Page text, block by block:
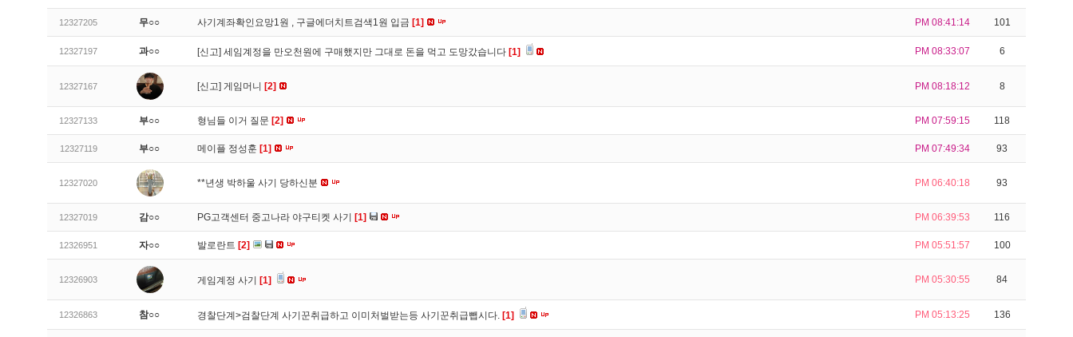
12327205 무○○ 사기계좌확인요망1원 , 구글에더치트검색1원 입금 [1] PM 08:41:14 101
12327197 과○○ [신고] 세임계정을 만오천원에 구매했지만 그대로 돈을 먹고 도망갔습니다 [1] PM 08:33:07 6
12327167 [신고] 게임머니 [2] PM 08:18:12 8
12327133 부○○ 형님들 이거 질문 [2] PM 07:59:15 118
12327119 부○○ 메이플 정성훈 [1] PM 07:49:34 93
12327020 **년생 박하울 사기 당하신분 PM 06:40:18 93
12327019 감○○ PG고객센터 중고나라 야구티켓 사기 [1] PM 06:39:53 116
12326951 자○○ 발로란트 [2] PM 05:51:57 100
12326903 게임계정 사기 [1] PM 05:30:55 84
12326863 참○○ 경찰단계>검찰단계 사기꾼취급하고 이미처벌받는등 사기꾼취급뺍시다. [1] PM 05:13:25 136